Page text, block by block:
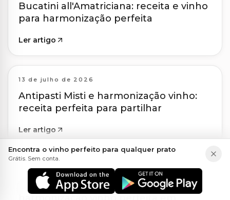
Bucatini all'Amatriciana: receita e vinho
para harmonização perfeita
Ler artigo
13 de julho de 2026
Antipasti Misti e harmonização vinho:
receita perfeita para partilhar
Ler artigo
13 de julho de 2026
Bleikja com Rúgbrauð e Dill:
Encontra o vinho perfeito para qualquer prato
Grátis. Sem conta.